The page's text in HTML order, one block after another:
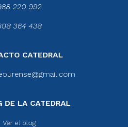
220 992
364 438
CATEDRAL
DE LA CATEDRAL
Ver el blog